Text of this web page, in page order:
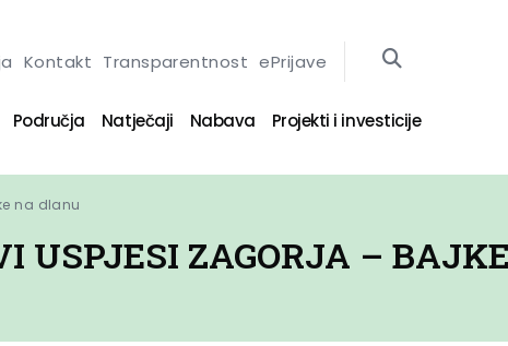
Kontakt Transparentnost ePrijave
Područja Natječaji Nabava Projekti i investicije
na dlanu
USPJESI ZAGORJA –